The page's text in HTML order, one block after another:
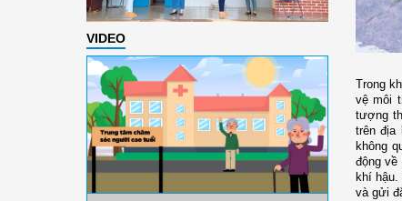
VIDEO
Trong
vệ môi
tượng
trên địa
không
động
khí
và gửi